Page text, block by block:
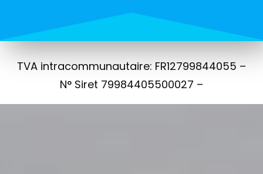
TVA intracommunautaire: FR12799844055 –
N° Siret 79984405500027 –